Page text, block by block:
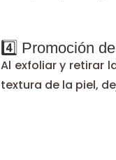
4️⃣ Promoción
Al exfoliar y retirar
textura de la piel,